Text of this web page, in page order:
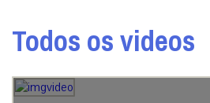
Todos os videos